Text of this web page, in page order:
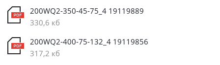
200WQ2-350-45-75_4 19119889
330,6 кб
200WQ2-400-75-132_4 19119856
317,2 кб